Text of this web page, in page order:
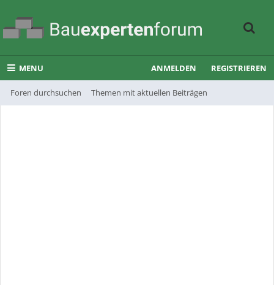
MENU
Foren durchsuchen Themen mit aktuellen Beiträgen
ANMELDEN REGISTRIEREN